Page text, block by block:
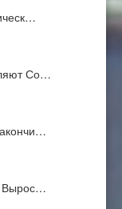
Со…
Вырос…